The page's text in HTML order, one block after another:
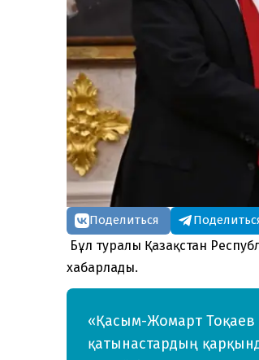
Поделиться
Бұл туралы Қазақстан
хабарлады.
«Қасым-Жомарт Тоқаев
қатынастардың